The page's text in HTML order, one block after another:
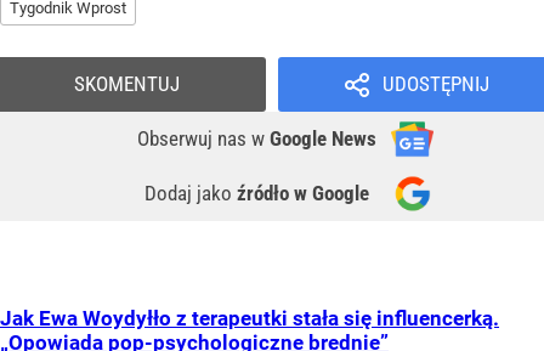
Tygodnik Wprost
UDOSTĘPNIJ
Obserwuj nas w Google News
Dodaj jako źródło w Google
SKOMENTUJ
Jak Ewa Woydyłło z terapeutki stała się influencerką.
„Opowiada pop-psychologiczne brednie”